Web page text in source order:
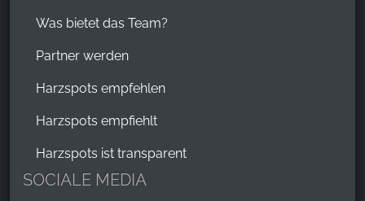
Was bietet das Team?
Partner werden
Harzspots empfehlen
Harzspots empfiehlt
Harzspots ist transparent
SOCIALE MEDIA